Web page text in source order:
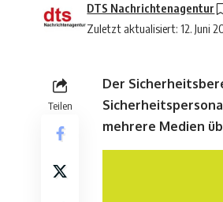
Zuletzt aktualisiert: 12. Juni
DTS Nachrichtenagentur
Teilen
Der
mehrere Medien